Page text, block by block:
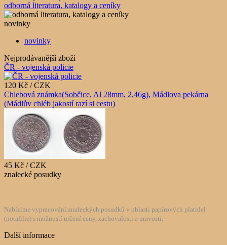
odborná literatura, katalogy a ceníky
novinky
novinky
Nejprodávanější zboží
ČR - vojenská policie
120 Kč / CZK
Chlebová známka(Sobčice, Al 28mm, 2,46g), Mádlova pekárna
(Mádlův chléb jakostí razí si cestu)
45 Kč / CZK
znalecké posudky
Nabízíme vypracování znaleckých posudků v oblasti papírových platidel
(notafilie) s možností určení ceny, zachovalosti a pravosti.
Další informace